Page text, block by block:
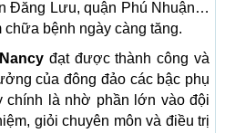
Đăng Lưu, quận Phú Nhuận…
bệnh ngày càng tăng.
đạt được thành công và
của đông đảo các bậc phụ
chính là nhờ phần lớn vào đội
giỏi chuyên môn và điều trị